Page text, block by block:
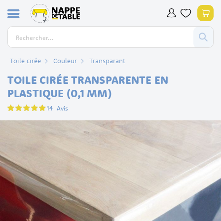
Allez
au
Toile cirée Couleur Transparant
TOILE CIRÉE TRANSPARENTE EN
PLASTIQUE (0,1 MM)
Évaluation: 14 Avis
end
of
the
images
gallery